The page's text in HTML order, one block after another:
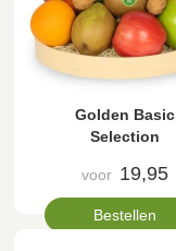
Golden Basic
Selection
voor 19,95
Bestellen